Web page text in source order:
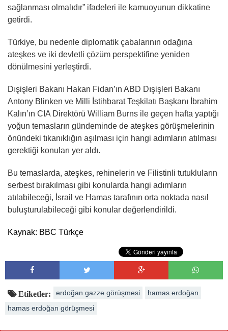
sağlanması olmalıdır” ifadeleri ile kamuoyunun dikkatine
getirdi.
Türkiye, bu nedenle diplomatik çabalarının odağına
ateşkes ve iki devletli çözüm perspektifine yeniden
dönülmesini yerleştirdi.
Dışişleri Bakanı Hakan Fidan’ın ABD Dışişleri Bakanı
Antony Blinken ve Milli İstihbarat Teşkilatı Başkanı İbrahim
Kalın’ın CIA Direktörü William Burns ile geçen hafta yaptığı
yoğun temasların gündeminde de ateşkes görüşmelerinin
önündeki tıkanıklığın aşılması için hangi adımların atılması
gerektiği konuları yer aldı.
Bu temaslarda, ateşkes, rehinelerin ve Filistinli tutukluların
serbest bırakılması gibi konularda hangi adımların
atılabileceği, İsrail ve Hamas tarafının orta noktada nasıl
buluşturulabileceği gibi konular değerlendirildi.
Kaynak: BBC Türkçe
Etiketler: erdoğan gazze görüşmesi
hamas erdoğan
hamas erdoğan görüşmesi